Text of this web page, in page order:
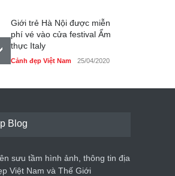
Giới trẻ Hà Nội được miễn
phí vé vào cửa festival Ẩm
thực Italy
Cảnh đẹp Việt Nam 25/04/2020
Tam giác mạch khoe sắc
du lịch quốc gia
Cảnh đẹp Việt Nam 24/04/2020
Blog
sưu tầm hình ảnh, thông tin địa
Việt Nam và Thế Giới